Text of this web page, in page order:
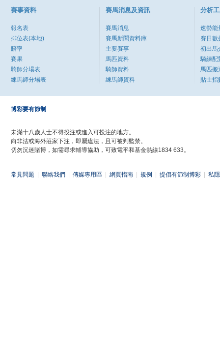
賽事資料
報名表
排位表(本地)
賠率
賽果
騎師分場表
練馬師分場表
賽馬消息及資訊
賽馬消息
賽馬新聞資料庫
主要賽事
馬匹資料
騎師資料
練馬師資料
分析
速勢能
賽日數
初出馬
騎練配
馬匹搬
貼士指
博彩要有節制
未滿十八歲人士不得投注或進入可投注的地方。
向非法或海外莊家下注，即屬違法，且可被判監禁。
切勿沉迷賭博，如需尋求輔導協助，可致電平和基金熱線1834 633。
常見問題 聯絡我們 傳媒專用區 網頁指南 規例 提倡有節制博彩 私